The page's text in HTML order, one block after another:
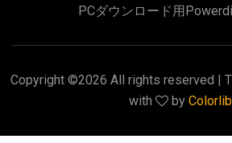
PCダウンロード用
Copyright ©2026 All rights reserved |
with
by Colorlib